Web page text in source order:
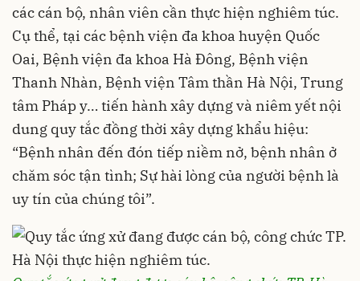
các cán bộ, nhân viên cần thực hiện nghiêm túc.
Cụ thể, tại các bệnh viện đa khoa huyện Quốc
Oai, Bệnh viện đa khoa Hà Đông, Bệnh viện
Thanh Nhàn, Bệnh viện Tâm thần Hà Nội, Trung
tâm Pháp y… tiến hành xây dựng và niêm yết nội
dung quy tắc đồng thời xây dựng khẩu hiệu:
“Bệnh nhân đến đón tiếp niềm nở, bệnh nhân ở
chăm sóc tận tình; Sự hài lòng của người bệnh là
uy tín của chúng tôi”.